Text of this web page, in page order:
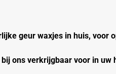
geur waxjes in huis, voor
ons verkrijgbaar voor in